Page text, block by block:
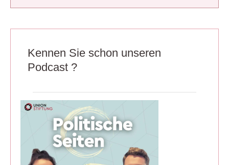
Kennen Sie schon unseren
Podcast ?